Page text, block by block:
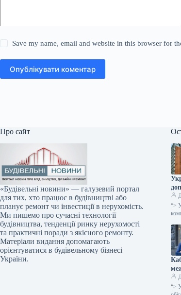
Save my name, email and website in this browser for
Опублікувати коментар
Про сайт
«Будівельні новини» — галузевий портал
для тих, хто працює в будівництві або
планує ремонт чи інвестиції в нерухомість.
Ми пишемо про сучасні технології
будівництва, тенденції ринку нерухомості
та практичні поради з якісного ремонту.
Матеріали видання допомагають
орієнтуватися в будівельному бізнесі
України.
“>
“>